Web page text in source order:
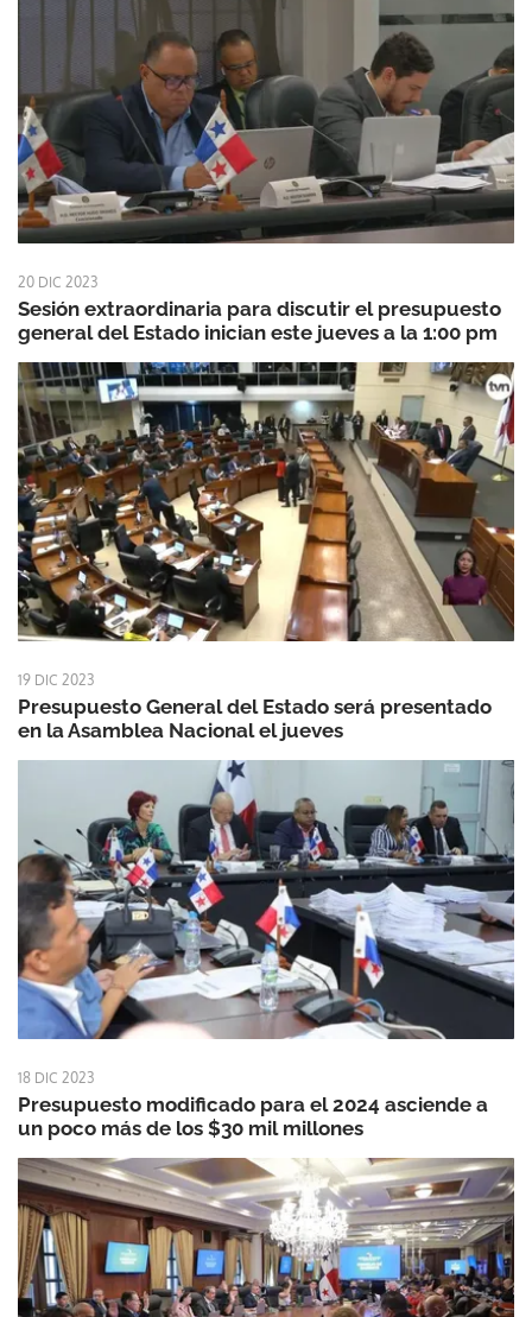
20 DIC 2023
Sesión extraordinaria para discutir el presupuesto
general del Estado inician este jueves a la 1:00 pm
19 DIC 2023
Presupuesto General del Estado será presentado
en la Asamblea Nacional el jueves
18 DIC 2023
Presupuesto modificado para el 2024 asciende a
un poco más de los $30 mil millones